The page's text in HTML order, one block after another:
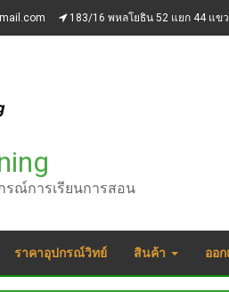
183/16 พหลโยธิน 52 แยก 44 แข
รณ์การเรียนการสอน
ราคาอุปกรณ์วิทย์ สินค้า ออ